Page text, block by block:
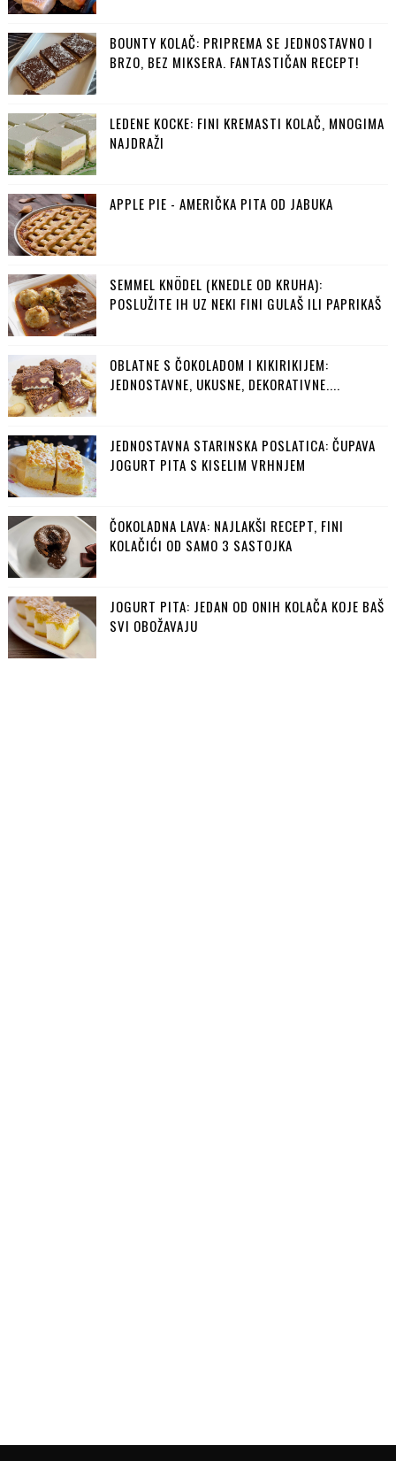
BOUNTY KOLAČ: PRIPREMA SE JEDNOSTAVNO I
BRZO, BEZ MIKSERA. FANTASTIČAN RECEPT!
LEDENE KOCKE: FINI KREMASTI KOLAČ, MNOGIMA
NAJDRAŽI
APPLE PIE - AMERIČKA PITA OD JABUKA
SEMMEL KNÖDEL (KNEDLE OD KRUHA):
POSLUŽITE IH UZ NEKI FINI GULAŠ ILI PAPRIKAŠ
OBLATNE S ČOKOLADOM I KIKIRIKIJEM:
JEDNOSTAVNE, UKUSNE, DEKORATIVNE....
JEDNOSTAVNA STARINSKA POSLATICA: ČUPAVA
JOGURT PITA S KISELIM VRHNJEM
ČOKOLADNA LAVA: NAJLAKŠI RECEPT, FINI
KOLAČIĆI OD SAMO 3 SASTOJKA
JOGURT PITA: JEDAN OD ONIH KOLAČA KOJE BAŠ
SVI OBOŽAVAJU